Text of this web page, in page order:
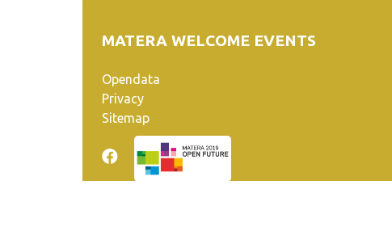
MATERA WELCOME EVENTS
Opendata
Privacy
Sitemap